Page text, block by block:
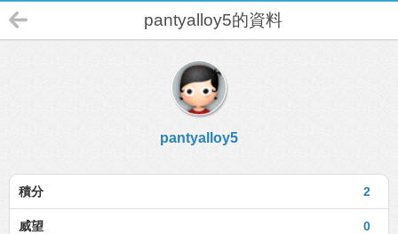
pantyalloy5的資料
pantyalloy5
2
積分
0
威望